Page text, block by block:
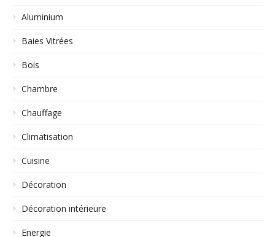
Aluminium
Baies Vitrées
Bois
Chambre
Chauffage
Climatisation
Cuisine
Décoration
Décoration intérieure
Energie